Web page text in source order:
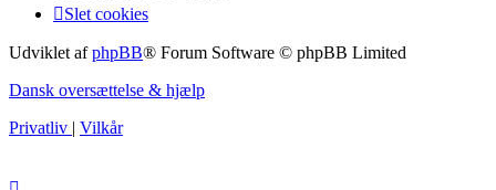
Slet cookies
Udviklet afphpBB® Forum Software © phpBB Limited
Dansk oversættelse & hjælp
Privatliv | Vilkår